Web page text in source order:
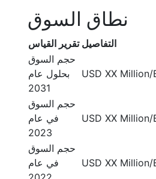
نطاق السوق
تقرير القياس التفاصيل
حجم السوق
بحلول عام
2031
USD XX Million/
حجم السوق
في عام
2023
USD XX Million/
حجم السوق
في عام
USD XX Million/